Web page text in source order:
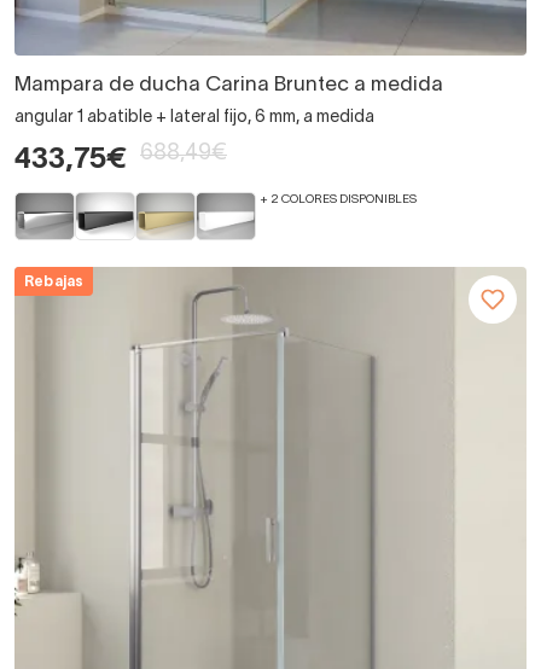
Mampara de ducha Carina Bruntec a medida
angular 1 abatible + lateral fijo, 6 mm, a medida
433,75€ 688,49€
+ 2 COLORES DISPONIBLES
Rebajas